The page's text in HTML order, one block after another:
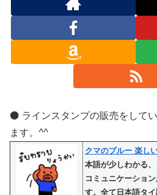
⚫️ ラインスタンプの販売をして
ます。^^
クマのブルー 楽し
本語が少しわかる
コミュニケーショ
す。全て日本語タイ